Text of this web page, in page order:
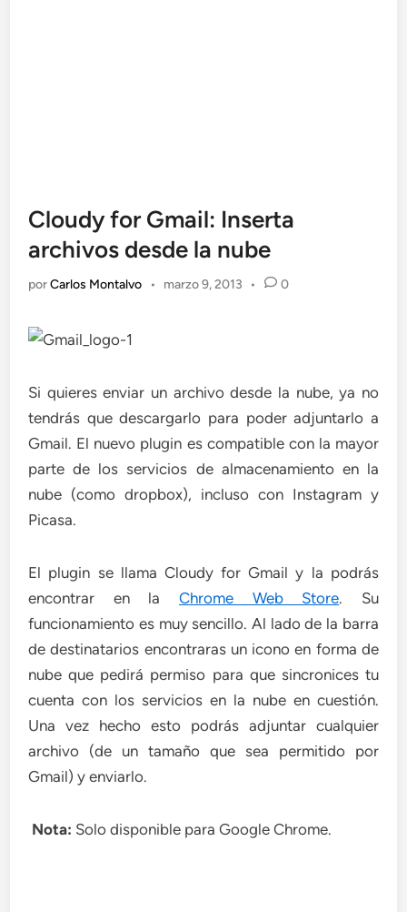
Cloudy for Gmail: Inserta
archivos desde la nube
porCarlos Montalvo • marzo 9, 2013 • 0
Si quieres enviar un archivo desde la nube, ya no
tendrás que descargarlo para poder adjuntarlo a
Gmail. El nuevo plugin es compatible con la mayor
parte de los servicios de almacenamiento en la
nube (como dropbox), incluso con Instagram y
Picasa.
El plugin se llama Cloudy for Gmail y la podrás
encontrar en la Chrome Web Store. Su
funcionamiento es muy sencillo. Al lado de la barra
de destinatarios encontraras un icono en forma de
nube que pedirá permiso para que sincronices tu
cuenta con los servicios en la nube en cuestión.
Una vez hecho esto podrás adjuntar cualquier
archivo (de un tamaño que sea permitido por
Gmail) y enviarlo.
Nota: Solo disponible para Google Chrome.